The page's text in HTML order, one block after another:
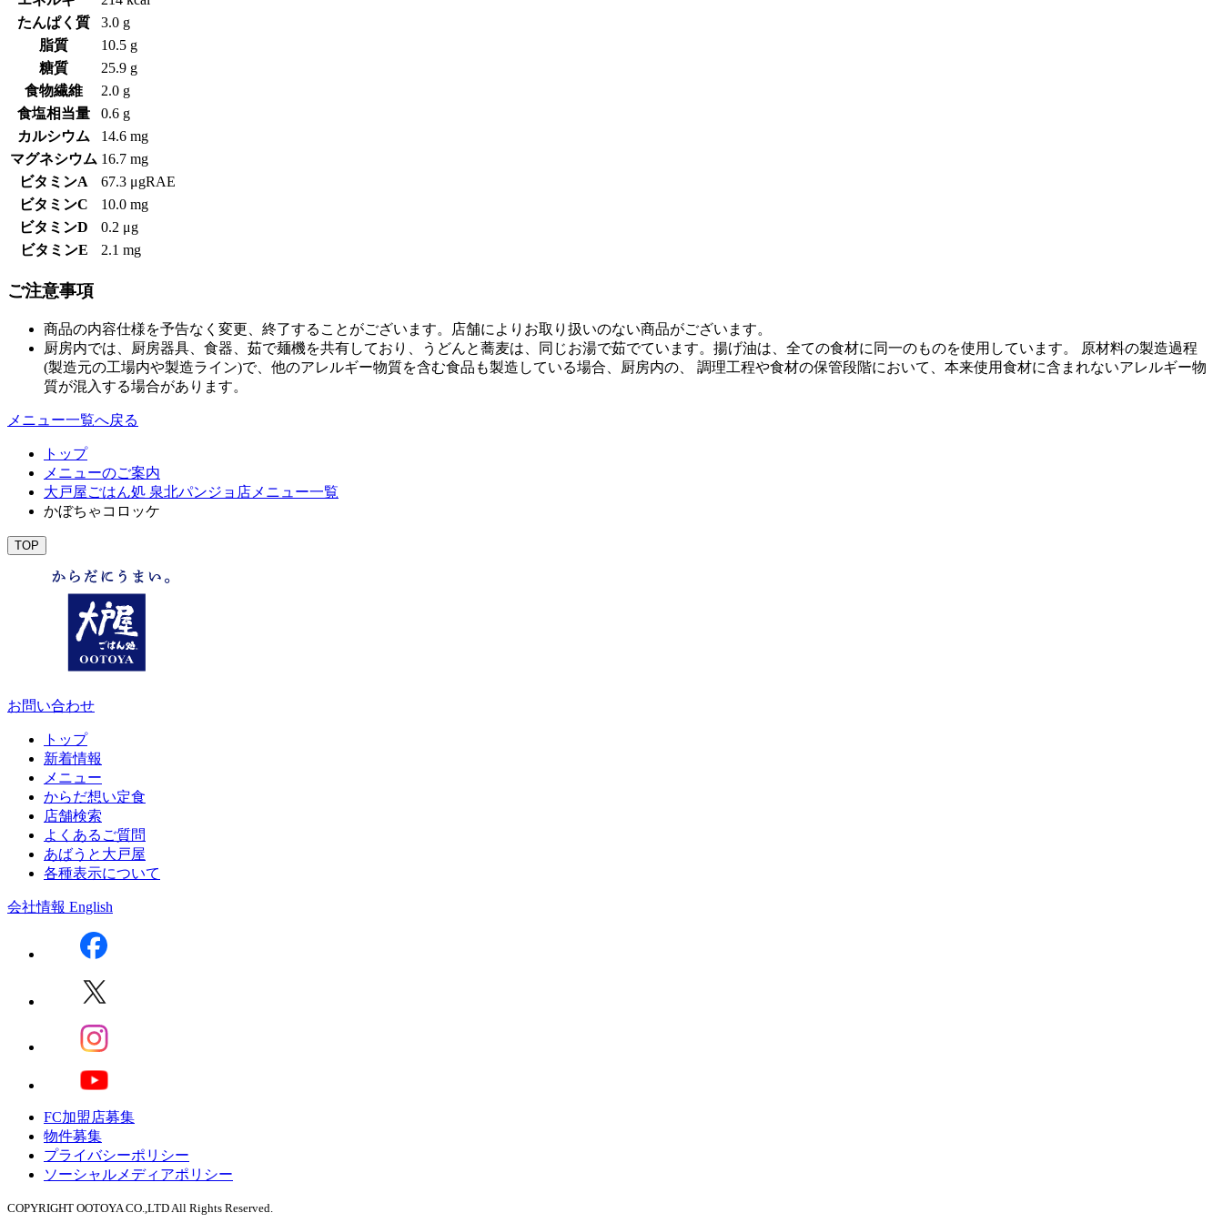
たんぱく質
3.0 g
脂質
10.5 g
糖質
25.9 g
食物繊維
2.0 g
食塩相当量
0.6 g
カルシウム
14.6 mg
マグネシウム 16.7 mg
ビタミンA
67.3 μgRAE
ビタミンC
10.0 mg
ビタミンD
0.2 μg
ビタミンE
2.1 mg
ご注意事項
商品の内容仕様を予告なく変更、終了することがございます。店舗によりお取り扱いのない商品がございます。
厨房内では、厨房器具、食器、茹で麺機を共有しており、うどんと蕎麦は、同じお湯で茹でています。揚げ油は、全ての食材に同一のものを使用しています。 原材料の製造過程
(製造元の工場内や製造ライン)で、他のアレルギー物質を含む食品も製造している場合、厨房内の、 調理工程や食材の保管段階において、本来使用食材に含まれないアレルギー物
質が混入する場合があります。
メニュー一覧へ戻る
トップ
メニューのご案内
大戸屋ごはん処 泉北パンジョ店メニュー一覧
かぼちゃコロッケ
TOP
お問い合わせ
トップ
新着情報
メニュー
からだ想い定食
店舗検索
よくあるご質問
あばうと大戸屋
各種表示について
会社情報 English
FC加盟店募集
物件募集
プライバシーポリシー
ソーシャルメディアポリシー
COPYRIGHT OOTOYA CO.,LTD All Rights Reserved.